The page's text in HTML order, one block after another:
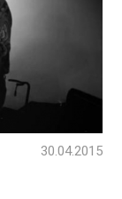
30.04.2015